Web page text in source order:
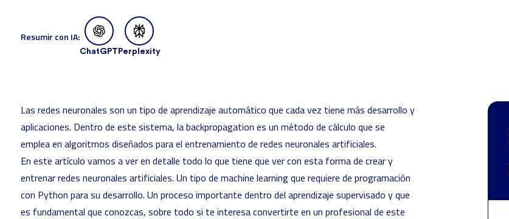
Resumir con IA:
ChatGPT Perplexity
Las redes neuronales son un tipo de aprendizaje automático que cada vez tiene más desarrollo y
aplicaciones. Dentro de este sistema, la backpropagation es un método de cálculo que se
emplea en algoritmos diseñados para el entrenamiento de redes neuronales artificiales.
En este artículo vamos a ver en detalle todo lo que tiene que ver con esta forma de crear y
entrenar redes neuronales artificiales. Un tipo de machine learning que requiere de programación
con Python para su desarrollo. Un proceso importante dentro del aprendizaje supervisado y que
es fundamental que conozcas, sobre todo si te interesa convertirte en un profesional de este